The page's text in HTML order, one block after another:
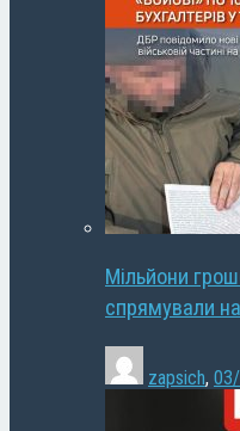
Мільйони
спрямували
zapsich,